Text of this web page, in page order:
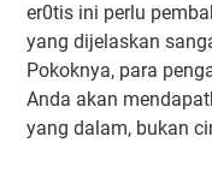
er0tis ini perlu
yang dijelaskan
Pokoknya, para
Anda akan
yang dalam, bukan